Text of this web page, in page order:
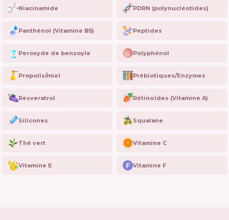
Niacinamide PDRN (polynucléotides)
Panthénol (Vitamine B5) Peptides
Peroxyde de benzoyle Polyphénol
Propolis/miel Prébiotiques/Enzymes
Resveratrol Rétinoïdes (Vitamine A)
Silicones Squalane
Thé vert Vitamine C
Vitamine E Vitamine F